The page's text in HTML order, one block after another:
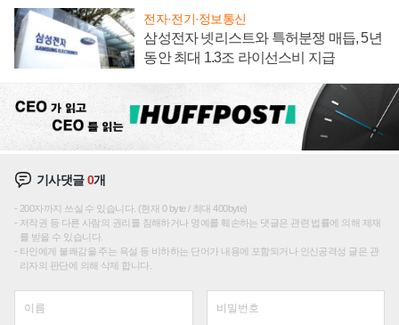
전자·전기·정보통신
삼성전자 넷리스트와 특허분쟁 매듭, 5년
동안 최대 1.3조 라이선스비 지급
기사댓글0개
200자까지 쓰실 수 있습니다. (현재 0 byte / 최대 400byte)
저작권 등 다른 사람의 권리를 침해하거나 명예를 훼손하는 댓글은 관련 법률에 의해 제재
를 받을 수 있습니다.
타인에게 불쾌감을 주는 욕설 등 비하하는 단어가 내용에 포함되거나 인신공격성 글은 관
리자의 판단에 의해 삭제 합니다.